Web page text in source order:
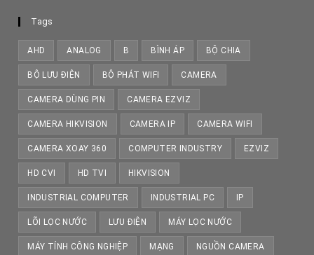
Tags
AHD ANALOG B BÌNH ÁP BỘ CHIA
BỘ LƯU ĐIỆN BỘ PHÁT WIFI CAMERA
CAMERA DÙNG PIN CAMERA EZVIZ
CAMERA HIKVISION CAMERA IP CAMERA WIFI
CAMERA XOAY 360 COMPUTER INDUSTRY EZVIZ
HD CVI HD TVI HIKVISION
INDUSTRIAL COMPUTER INDUSTRIAL PC IP
LÕI LỌC NƯỚC LƯU ĐIỆN MÁY LỌC NƯỚC
MÁY TÍNH CÔNG NGHIỆP MẠNG NGUỒN CAMERA